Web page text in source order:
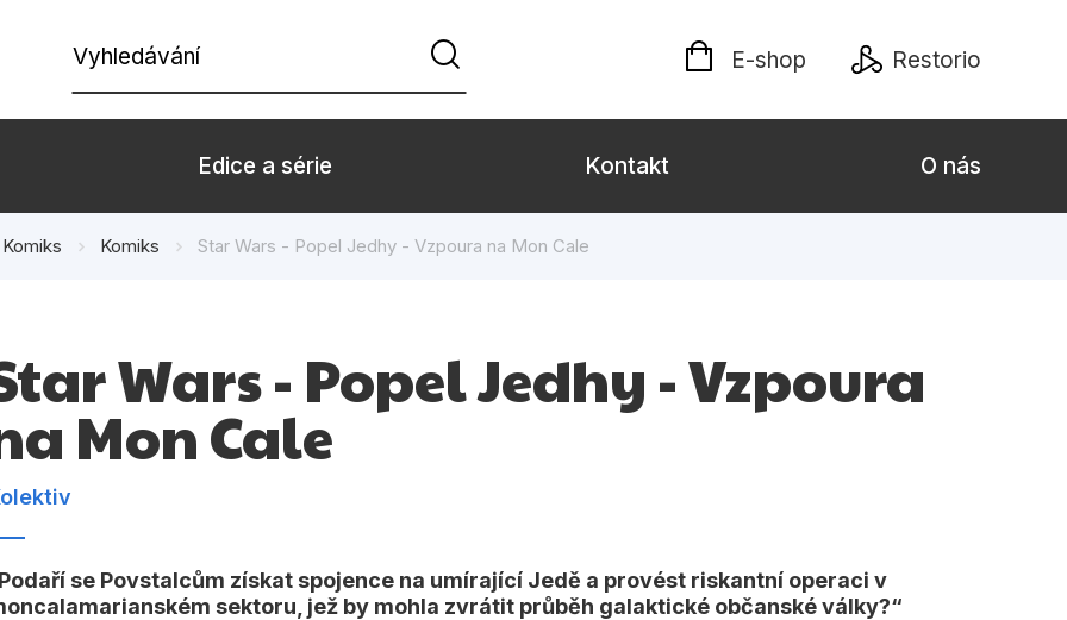
Vyhledávání E-shop Restorio
Beletrie pro děti Beletrie pro dospělé
Kalendáře Komiks
Kuchařky Poezie
Umění a kultura Výchova a pedagogika Young adult
Edice a série Kontakt O nás
Komiks Komiks Star Wars - Popel Jedhy - Vzpoura na Mon Cale
Wars - Popel Jedhy - Vzpoura
Mon Cale
Podaří se Povstalcům získat spojence na umírající Jedě a provést riskantní operaci v
sektoru, jež by mohla zvrátit průběh galaktické občanské války?